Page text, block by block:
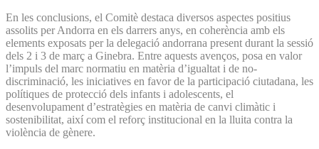
En les conclusions, el Comitè destaca diversos aspectes positius
assolits per Andorra en els darrers anys, en coherència amb els
elements exposats per la delegació andorrana present durant la sessió
dels 2 i 3 de març a Ginebra. Entre aquests avenços, posa en valor
l’impuls del marc normatiu en matèria d’igualtat i de no-
discriminació, les iniciatives en favor de la participació ciutadana, les
polítiques de protecció dels infants i adolescents, el
desenvolupament d’estratègies en matèria de canvi climàtic i
sostenibilitat, així com el reforç institucional en la lluita contra la
violència de gènere.